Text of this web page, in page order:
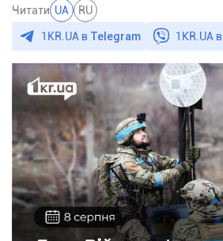
Читати UA RU
1KR.UA в Telegram 1KR.UA в